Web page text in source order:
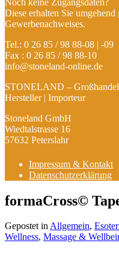
Noch keine Zugangsdaten?
Diese erhalten Sie umgehend
Gewerbenachweises.
Tel.: 0 26 85 / 98 88-08 | -09
Fax : 0 26 85 / 98 88-10
info@stoneland-online.de
STONELAND – Großhandel
Hersteller | Importeur
Stoneland GmbH
Wiedtalstrasse 16
57632 Peterslahr
Impressum & Kontakt
Datenschutzerklärung
formaCross©
Gepostet inAllgemein,
Wellness, Massage &